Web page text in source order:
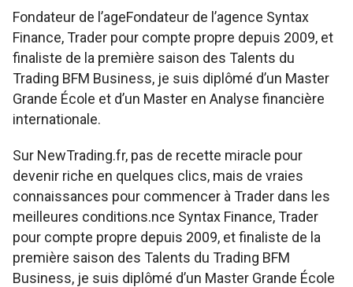
Fondateur de l’ageFondateur de l’agence Syntax
Finance, Trader pour compte propre depuis 2009, et
finaliste de la première saison des Talents du
Trading BFM Business, je suis diplômé d’un Master
Grande École et d’un Master en Analyse financière
internationale.
Sur NewTrading.fr, pas de recette miracle pour
devenir riche en quelques clics, mais de vraies
connaissances pour commencer à Trader dans les
meilleures conditions.nce Syntax Finance, Trader
pour compte propre depuis 2009, et finaliste de la
première saison des Talents du Trading BFM
Business, je suis diplômé d’un Master Grande École